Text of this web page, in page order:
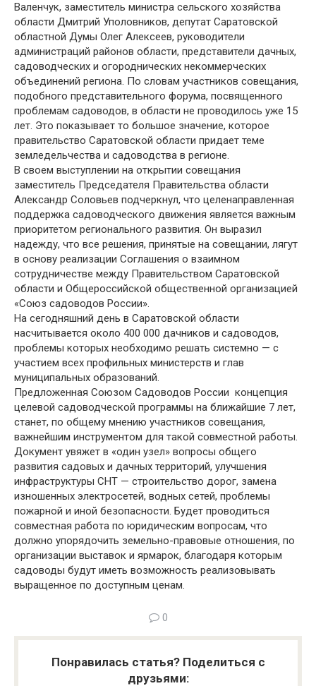
Валенчук, заместитель министра сельского хозяйства
области Дмитрий Уполовников, депутат Саратовской
областной Думы Олег Алексеев, руководители
администраций районов области, представители дачных,
садоводческих и огороднических некоммерческих
объединений региона. По словам участников совещания,
подобного представительного форума, посвященного
проблемам садоводов, в области не проводилось уже 15
лет. Это показывает то большое значение, которое
правительство Саратовской области придает теме
земледельчества и садоводства в регионе.
В своем выступлении на открытии совещания
заместитель Председателя Правительства области
Александр Соловьев подчеркнул, что целенаправленная
поддержка садоводческого движения является важным
приоритетом регионального развития. Он выразил
надежду, что все решения, принятые на совещании, лягут
в основу реализации Соглашения о взаимном
сотрудничестве между Правительством Саратовской
области и Общероссийской общественной организацией
«Союз садоводов России».
На сегодняшний день в Саратовской области
насчитывается около 400 000 дачников и садоводов,
проблемы которых необходимо решать системно — с
участием всех профильных министерств и глав
муниципальных образований.
Предложенная Союзом Садоводов России концепция
целевой садоводческой программы на ближайшие 7 лет,
станет, по общему мнению участников совещания,
важнейшим инструментом для такой совместной работы.
Документ увяжет в «один узел» вопросы общего
развития садовых и дачных территорий, улучшения
инфраструктуры СНТ — строительство дорог, замена
изношенных электросетей, водных сетей, проблемы
пожарной и иной безопасности. Будет проводиться
совместная работа по юридическим вопросам, что
должно упорядочить земельно-правовые отношения, по
организации выставок и ярмарок, благодаря которым
садоводы будут иметь возможность реализовывать
выращенное по доступным ценам.
0
Понравилась статья? Поделиться с
друзьями: